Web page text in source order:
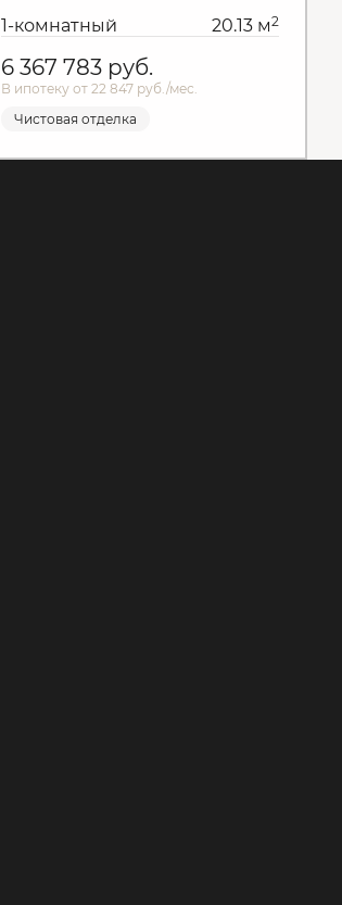
1-комнатный 20.13 м2
6 367 783 руб.
В ипотеку от 22 847 руб./мес.
Чистовая отделка